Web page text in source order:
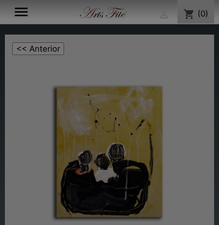
 shopping_cart (0)